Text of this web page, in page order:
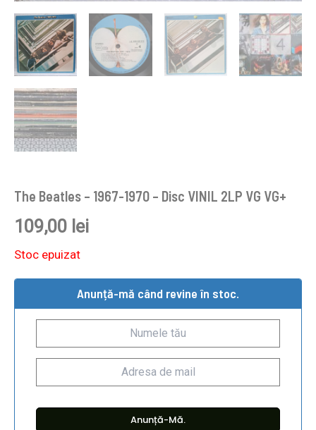
The Beatles – 1967-1970 – Disc VINIL 2LP VG VG+
109,00 lei
Stoc epuizat
Anunță-mă când revine în stoc.